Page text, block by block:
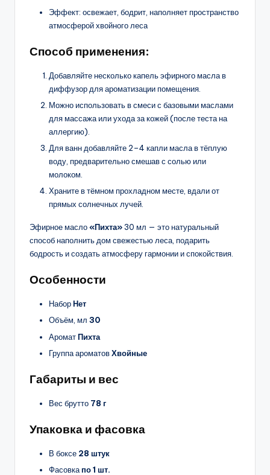
Эффект: освежает, бодрит, наполняет пространство
атмосферой хвойного леса
Способ применения:
Добавляйте несколько капель эфирного масла в
диффузор для ароматизации помещения.
Можно использовать в смеси с базовыми маслами
для массажа или ухода за кожей (после теста на
аллергию).
Для ванн добавляйте 2–4 капли масла в тёплую
воду, предварительно смешав с солью или
молоком.
Храните в тёмном прохладном месте, вдали от
прямых солнечных лучей.
Эфирное масло«Пихта»30 мл — это натуральный
способ наполнить дом свежестью леса, подарить
бодрость и создать атмосферу гармонии и спокойствия.
Особенности
НаборНет
Объём, мл 30
АроматПихта
Группа ароматовХвойные
Габариты и вес
Вес брутто 78 г
Упаковка и фасовка
В боксе 28 штук
Фасовкапо 1 шт.